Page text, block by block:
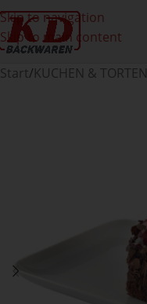
Skip to navigation
Skip to main content
Start/KUCHEN & TORTEN